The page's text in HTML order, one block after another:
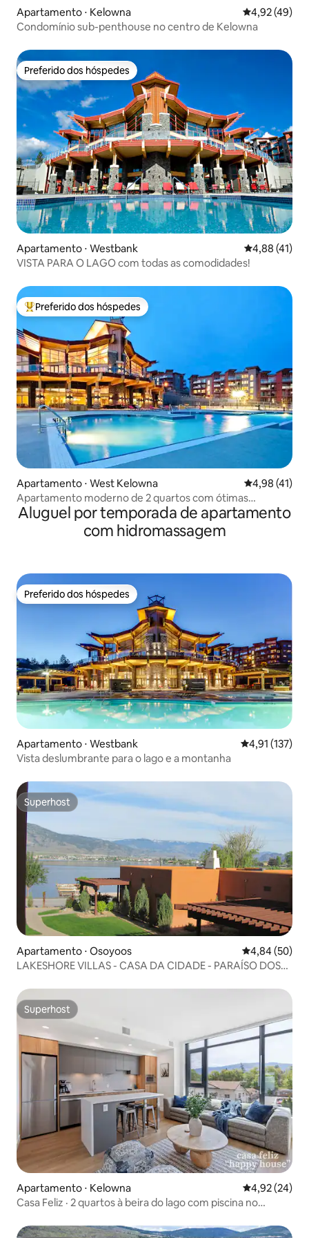
Apartamento ⋅ Kelowna 4,92 de uma
4,92 (49)
Condomínio sub-penthouse no centro de Kelowna
Preferido dos hóspedes
Preferido dos hóspedes
Apartamento ⋅ Westbank 4,88 de uma
4,88 (41)
VISTA PARA O LAGO com todas as comodidades!
Entre os melhores preferidos dos hóspedes
Preferido dos hóspedes
Apartamento ⋅ West Kelowna 4,98 de uma
4,98 (41)
Apartamento moderno de 2 quartos com ótimas
comodidades
Aluguel por temporada de apartamento
com hidromassagem
Preferido dos hóspedes
Preferido dos hóspedes
Apartamento ⋅ Westbank 4,91 de uma
4,91 (137)
Vista deslumbrante para o lago e a montanha
Superhost
Superhost
Apartamento ⋅ Osoyoos 4,84 de uma
4,84 (50)
LAKESHORE VILLAS - CASA DA CIDADE - PARAÍSO DOS
Superhost
Superhost
Apartamento ⋅ Kelowna 4,92 de uma
4,92 (24)
Casa Feliz · 2 quartos à beira do lago com piscina no